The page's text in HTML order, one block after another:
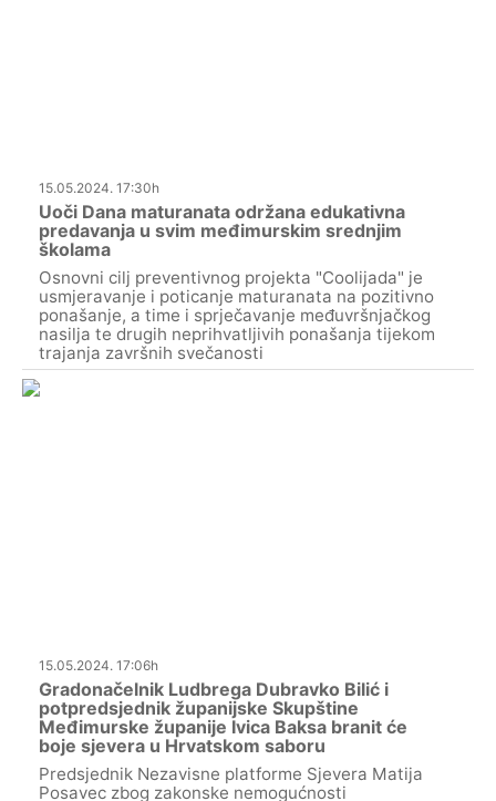
15.05.2024. 17:30h
Uoči Dana maturanata održana edukativna
predavanja u svim međimurskim srednjim
školama
Osnovni cilj preventivnog projekta "Coolijada" je
usmjeravanje i poticanje maturanata na pozitivno
ponašanje, a time i sprječavanje međuvršnjačkog
nasilja te drugih neprihvatljivih ponašanja tijekom
trajanja završnih svečanosti
15.05.2024. 17:06h
Gradonačelnik Ludbrega Dubravko Bilić i
potpredsjednik županijske Skupštine
Međimurske županije Ivica Baksa branit će
boje sjevera u Hrvatskom saboru
Predsjednik Nezavisne platforme Sjevera Matija
Posavec zbog zakonske nemogućnosti